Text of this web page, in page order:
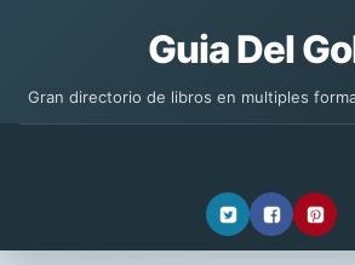
Guia Del
Gran directorio de libros en multiples